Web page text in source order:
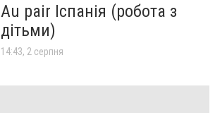
Au pair Іспанія (робота з
дітьми)
14:43, 2 серпня